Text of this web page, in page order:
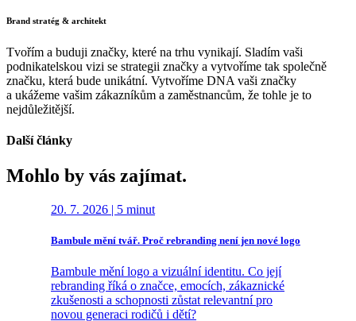
Brand stratég & architekt
Tvořím a buduji značky, které na trhu vynikají. Sladím vaši
podnikatelskou vizi se strategii značky a vytvoříme tak společně
značku, která bude unikátní. Vytvoříme DNA vaši značky
a ukážeme vašim zákazníkům a zaměstnancům, že tohle je to
nejdůležitější.
Další články
Mohlo by vás zajímat.
20. 7. 2026 | 5 minut
Bambule mění tvář. Proč rebranding není jen nové logo
Bambule mění logo a vizuální identitu. Co její
rebranding říká o značce, emocích, zákaznické
zkušenosti a schopnosti zůstat relevantní pro
novou generaci rodičů i dětí?